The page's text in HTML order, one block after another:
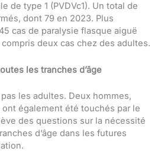
de type 1 (PVDVc1). Un total de
dont 79 en 2023. Plus
cas de paralysie flasque aiguë
deux cas chez des adultes.
les tranches d’âge
pas les adultes. Deux hommes,
également été touchés par le
des questions sur la nécessité
d’âge dans les futures